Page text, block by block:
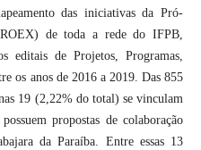
das iniciativas da Pró-
de toda a rede do IFPB,
editais de Projetos, Programas,
os anos de 2016 a 2019. Das 855
19 (2,22% do total) se vinculam
propostas de colaboração
da Paraíba. Entre essas 13